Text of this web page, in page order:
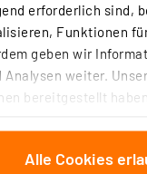
erforderlich sind,
Funktionen
geben wir
weiter.
bereitgestellt
Verarbeitungszwecke
Alle Cookies
von dieser